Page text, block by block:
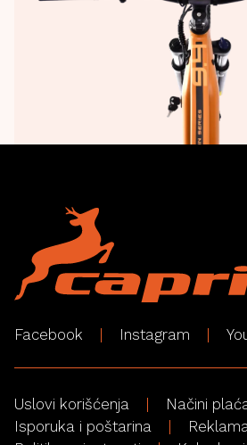
Facebook Instagram
Uslovi korišćenja
Načini
Isporuka i poštarina